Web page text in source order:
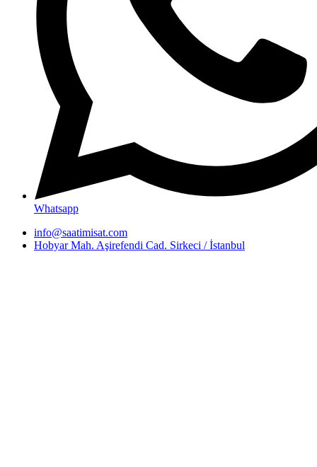
Whatsapp
info@saatimisat.com
Hobyar Mah. Aşirefendi Cad. Sirkeci / İstanbul